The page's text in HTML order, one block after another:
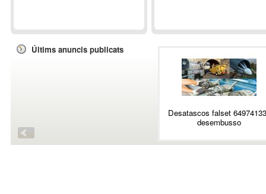
Últims anuncis publicats
Desatascos falset
desembusso